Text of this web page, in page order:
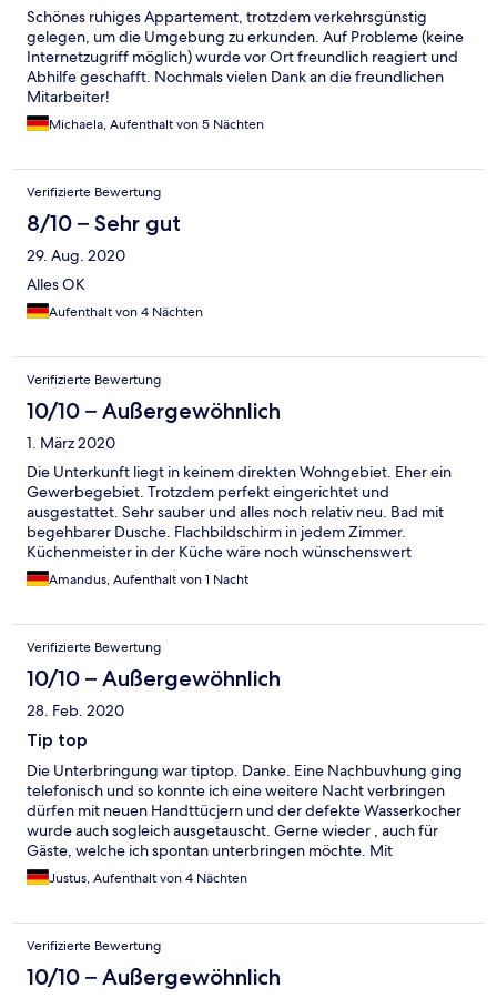
Schönes ruhiges Appartement, trotzdem verkehrsgünstig
gelegen, um die Umgebung zu erkunden. Auf Probleme (keine
Internetzugriff möglich) wurde vor Ort freundlich reagiert und
Abhilfe geschafft. Nochmals vielen Dank an die freundlichen
Mitarbeiter!
Michaela, Aufenthalt von 5 Nächten
Verifizierte Bewertung
8/10 – Sehr gut
29. Aug. 2020
Alles OK
Aufenthalt von 4 Nächten
Verifizierte Bewertung
10/10 – Außergewöhnlich
1. März 2020
Die Unterkunft liegt in keinem direkten Wohngebiet. Eher ein
Gewerbegebiet. Trotzdem perfekt eingerichtet und
ausgestattet. Sehr sauber und alles noch relativ neu. Bad mit
begehbarer Dusche. Flachbildschirm in jedem Zimmer.
Küchenmeister in der Küche wäre noch wünschenswert
gewesen. Check in am Terminal völlig problemlos. Ebenso check
out (Zimmerkarte in Briefkasten und fertig) Tiefgarage mit
Amandus, Aufenthalt von 1 Nacht
Verifizierte Bewertung
10/10 – Außergewöhnlich
28. Feb. 2020
Tip top
Die Unterbringung war tiptop. Danke. Eine Nachbuvhung ging
telefonisch und so konnte ich eine weitere Nacht verbringen
dürfen mit neuen Handttücjern und der defekte Wasserkocher
wurde auch sogleich ausgetauscht. Gerne wieder , auch für
Gäste, welche ich spontan unterbringen möchte. Mit
freundlichen Grüßen Justus Dörrenhaus, Köln
Justus, Aufenthalt von 4 Nächten
Verifizierte Bewertung
10/10 – Außergewöhnlich